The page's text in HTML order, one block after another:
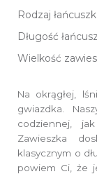
Rodzaj
Długość
Wielkość
Na okrągłej,
gwiazdka.
codziennej,
Zawieszka
klasycznym o
powiem Ci, że